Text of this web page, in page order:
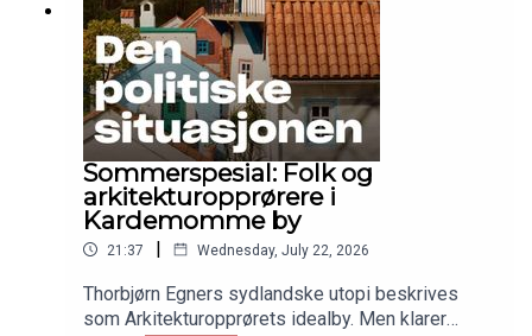
Sommerspesial: Folk og
arkitektur­opprørere i
Kardemomme by
21:37 | Wednesday, July 22, 2026
Thorbjørn Egners sydlandske utopi beskrives
som Arkitekturopprørets idealby. Men klarer